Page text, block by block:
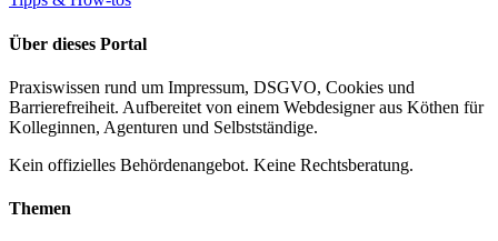
Über dieses Portal
Praxiswissen rund um Impressum, DSGVO, Cookies und
Barrierefreiheit. Aufbereitet von einem Webdesigner aus Köthen für
Kolleginnen, Agenturen und Selbstständige.
Kein offizielles Behördenangebot. Keine Rechtsberatung.
Themen